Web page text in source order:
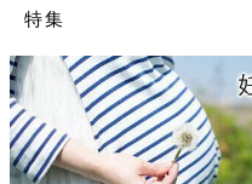
特集